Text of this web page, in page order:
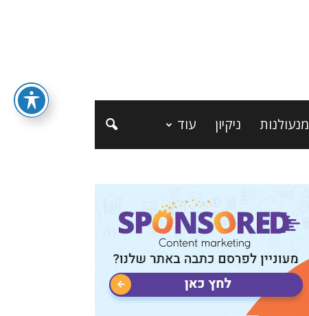
מנעולנות ניקיון עוד